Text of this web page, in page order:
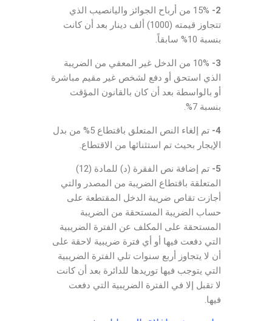
2-
15% من أرباح الجوائز واليانصيب الذي
تتجاوز قيمته (1000) ألف دينار بعد أن كانت
بنسبة 10% سابقاً.
3-
10% من الدخل غير المعفي من الضريبة
الذي استحق أو دفع لشخص غير مقيم مباشرة
أو بالواسطة بعد أن كان بالقانون المؤقت
بنسبة 7%.
4-
تم إلغاء النص المتعلق باقتطاع 5% من بدل
الإيجار بحيث تم استثنائها من الاقتطاع.
5-
تم إضافة نص الفقرة (د) للمادة (12)
المتعلقة باقتطاع الضريبة من المصدر والتي
أجازت تقاص ضريبة الدخل المقتطعة على
حساب الضريبة المستحقة من الضريبة
المستحقة على المكلف عن الفترة الضريبية
التي دفعت فيها أو أي فترة ضريبية لاحقة على
أن لا يتجاوز أربع سنوات تلي الفترة الضريبية
التي يتوجب فيها توريدها للدائرة بعد أن كانت
لا تقبل إلا في الفترة الضريبية التي دفعت
فيها.